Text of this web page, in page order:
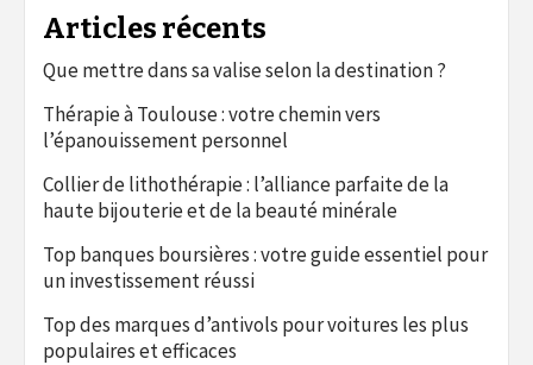
Articles récents
Que mettre dans sa valise selon la destination ?
Thérapie à Toulouse : votre chemin vers
l’épanouissement personnel
Collier de lithothérapie : l’alliance parfaite de la
haute bijouterie et de la beauté minérale
Top banques boursières : votre guide essentiel pour
un investissement réussi
Top des marques d’antivols pour voitures les plus
populaires et efficaces